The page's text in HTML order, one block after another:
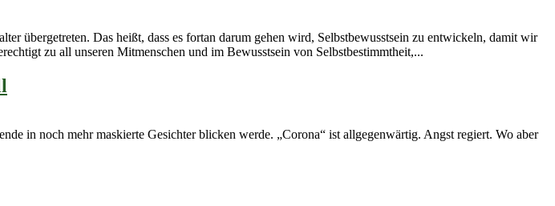
übergetreten. Das heißt, dass es fortan darum gehen wird, Selbstbewusstsein zu entwickeln, damit wir
zu all unseren Mitmenschen und im Bewusstsein von Selbstbestimmtheit,...
in noch mehr maskierte Gesichter blicken werde. „Corona“ ist allgegenwärtig. Angst regiert. Wo aber